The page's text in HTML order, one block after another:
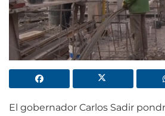
El gobernador Carlos Sadir